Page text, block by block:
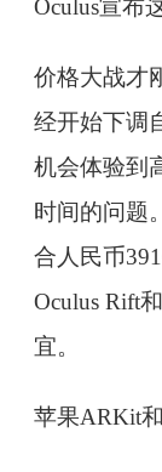
Oculus宣布
价格大战才
经开始下调
机会体验到
时间的问题
合人民币
Oculus Rift
宜。
苹果ARKit